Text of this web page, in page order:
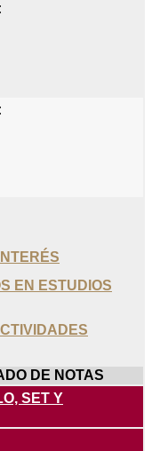
EN ESTUDIOS
DE NOTAS
SET Y